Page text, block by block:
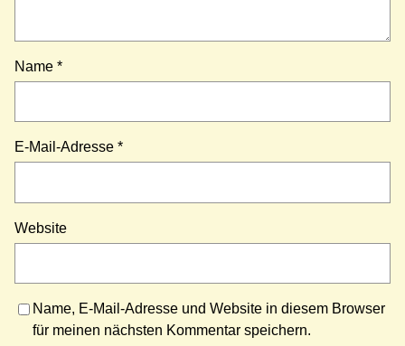
Name *
E-Mail-Adresse *
Website
Name, E-Mail-Adresse und Website in diesem Browser
für meinen nächsten Kommentar speichern.